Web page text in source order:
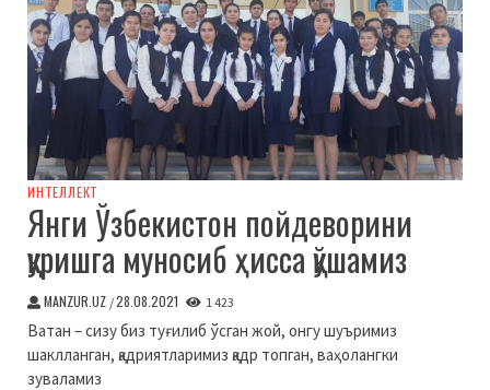
ИНТЕЛЛЕКТ
Янги Ўзбекистон пойдеворини
қуришга муносиб ҳисса қўшамиз
MANZUR.UZ /28.08.2021 1 423
Ватан – сизу биз туғилиб ўсган жой, онгу шуъримиз
шаклланган, қадриятларимиз қадр топган, ваҳолангки
зуваламиз